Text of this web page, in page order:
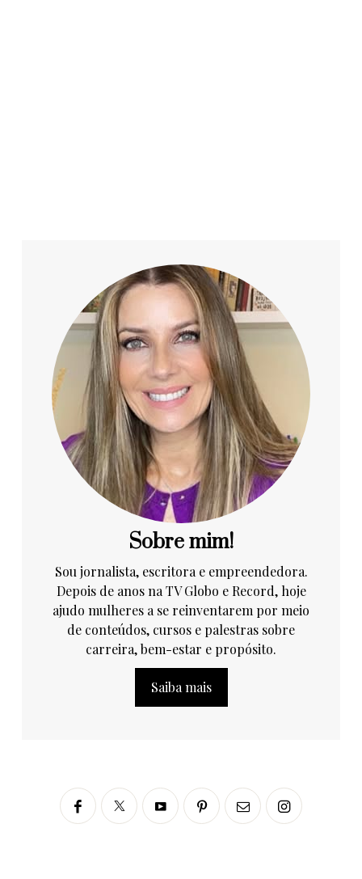
Sobre mim!
Sou jornalista, escritora e empreendedora.
Depois de anos na TV Globo e Record, hoje
ajudo mulheres a se reinventarem por meio
de conteúdos, cursos e palestras sobre
carreira, bem-estar e propósito.
Saiba mais